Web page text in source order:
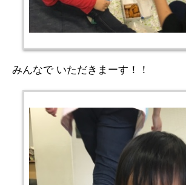
みんなで いただきまーす！！